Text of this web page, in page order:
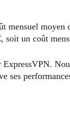
mensuel moyen
soit un coût
ses